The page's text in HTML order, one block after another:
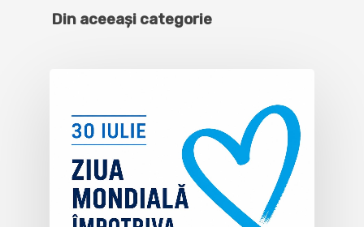
Din aceeași categorie